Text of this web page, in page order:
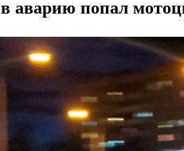
аварию попал